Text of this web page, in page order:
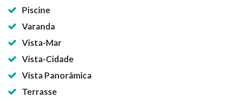
Piscine
Varanda
Vista-Mar
Vista-Cidade
Vista Panorâmica
Terrasse